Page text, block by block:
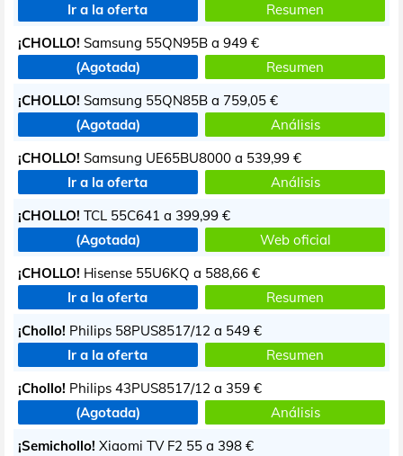
Ir a la oferta
Resumen
¡CHOLLO! Samsung 55QN95B a 949 €
(Agotada)
Resumen
¡CHOLLO! Samsung 55QN85B a 759,05 €
(Agotada)
Análisis
¡CHOLLO! Samsung UE65BU8000 a 539,99 €
Ir a la oferta
Análisis
¡CHOLLO! TCL 55C641 a 399,99 €
(Agotada)
Web oficial
¡CHOLLO! Hisense 55U6KQ a 588,66 €
Ir a la oferta
Resumen
¡Chollo! Philips 58PUS8517/12 a 549 €
Ir a la oferta
Resumen
¡Chollo! Philips 43PUS8517/12 a 359 €
(Agotada)
Análisis
¡Semichollo! Xiaomi TV F2 55 a 398 €